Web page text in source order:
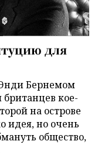
для
Энди Бернемом
британцев кое-
на острове
идея, но очень
общество,